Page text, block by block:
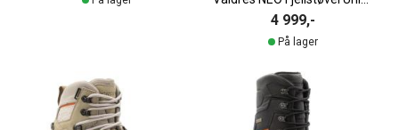
4 999,-
På lager